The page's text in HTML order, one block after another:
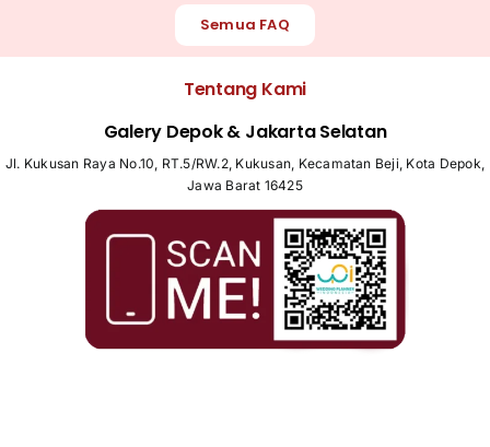
Semua FAQ
Tentang Kami
Galery Depok & Jakarta Selatan
Jl. Kukusan Raya No.10, RT.5/RW.2, Kukusan, Kecamatan Beji, Kota Depok,
Jawa Barat 16425